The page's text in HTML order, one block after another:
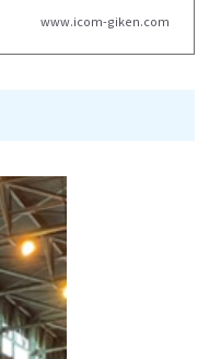
www.icom-giken.com